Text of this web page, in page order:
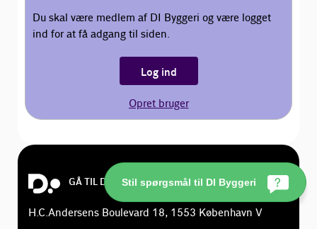
Du skal være medlem af DI Byggeri og være logget
ind for at få adgang til siden.
Log ind
Opret bruger
GÅ TIL DI.DK
H.C.Andersens Boulevard 18, 1553 København V
Stil spørgsmål til DI Byggeri